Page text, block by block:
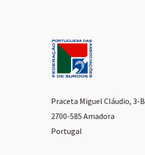
Praceta Miguel Cláudio, 3-B
2700-585 Amadora
Portugal